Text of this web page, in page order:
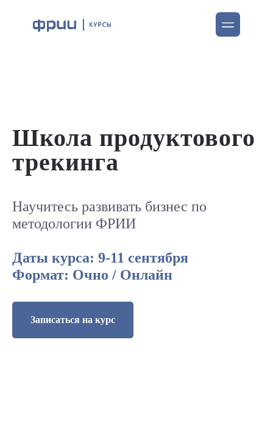
Школа продуктового
трекинга
Научитесь развивать бизнес по
методологии ФРИИ
Даты курса: 9-11 сентября
Формат: Очно / Онлайн
Записаться на курс